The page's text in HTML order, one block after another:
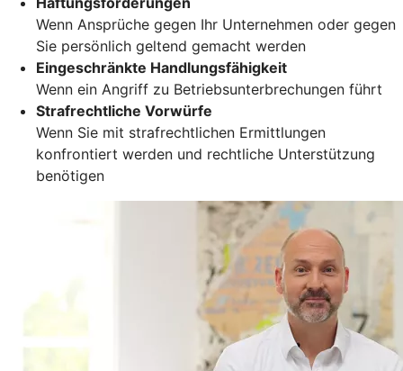
Wenn Ansprüche gegen Ihr Unternehmen oder gegen
Sie persönlich geltend gemacht werden
Eingeschränkte Handlungsfähigkeit
Wenn ein Angriff zu Betriebsunterbrechungen führt
Strafrechtliche Vorwürfe
Wenn Sie mit strafrechtlichen Ermittlungen
konfrontiert werden und rechtliche Unterstützung
benötigen